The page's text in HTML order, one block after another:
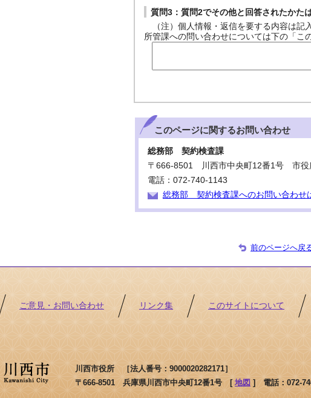
質問3：質問2でその他と回答されたかた
（注）個人情報・返信を要する内容は記
所管課への問い合わせについては下の「こ
このページに関するお問い合わせ
総務部 契約検査課
〒666-8501 川西市中央町12番1号 市役
電話：072-740-1143
総務部 契約検査課へのお問い合わせ
前のページへ戻
ご意見・お問い合わせ リンク集 このサイトについて
川西市役所 ［法人番号：9000020282171］
〒666-8501 兵庫県川西市中央町12番1号 [地図 ]電話：072-